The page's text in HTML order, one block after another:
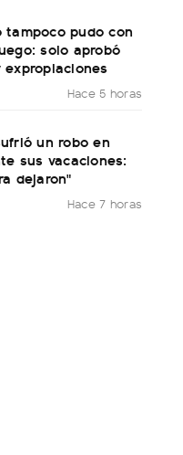
tampoco pudo con
solo aprobó
Hace 5 horas
un robo en
sus vacaciones:
dejaron"
Hace 7 horas